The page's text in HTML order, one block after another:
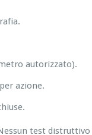
autorizzato).
azione.
test